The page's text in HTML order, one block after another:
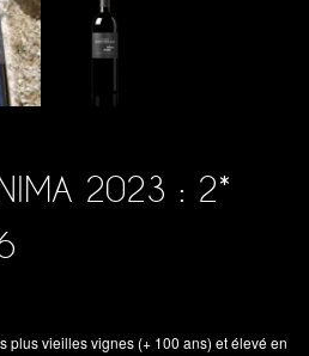
2023 : 2*
plus vieilles vignes (+ 100 ans) et élevé en